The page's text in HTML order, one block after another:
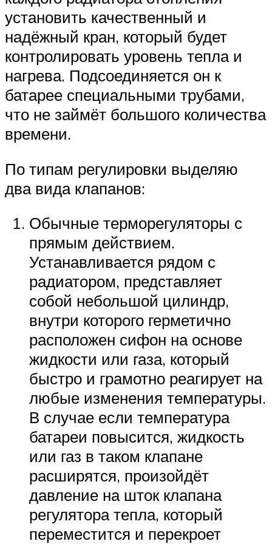
установить качественный и
надёжный кран, который будет
контролировать уровень тепла и
нагрева. Подсоединяется он к
батарее специальными трубами,
что не займёт большого количества
времени.
По типам регулировки выделяю
два вида клапанов:
Обычные терморегуляторы с
прямым действием.
Устанавливается рядом с
радиатором, представляет
собой небольшой цилиндр,
внутри которого герметично
расположен сифон на основе
жидкости или газа, который
быстро и грамотно реагирует на
любые изменения температуры.
В случае если температура
батареи повысится, жидкость
или газ в таком клапане
расширятся, произойдёт
давление на шток клапана
регулятора тепла, который
переместится и перекроет